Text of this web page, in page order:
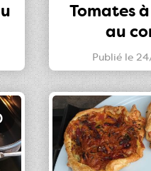
Tomates
au
Publié le